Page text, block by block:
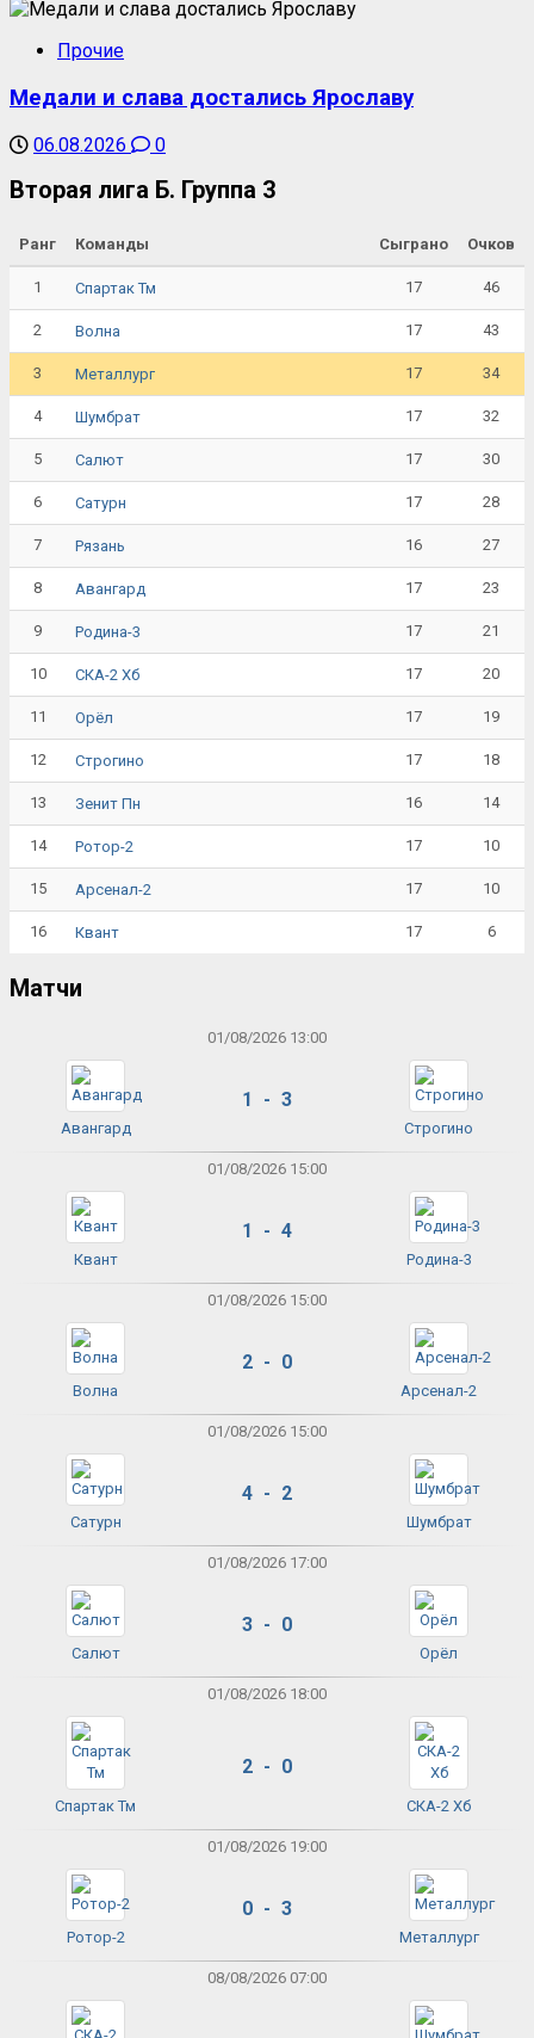
Прочие
Медали и слава достались Ярославу
06.08.2026 0
Вторая лига Б. Группа 3
Ранг Команды Сыграно Очков
1 Спартак Тм 17 46
2 Волна 17 43
3 Металлург 17 34
4 Шумбрат 17 32
5 Салют 17 30
6 Сатурн 17 28
7 Рязань 16 27
8 Авангард 17 23
9 Родина-3 17 21
10 СКА-2 Хб 17 20
11 Орёл 17 19
12 Строгино 17 18
13 Зенит Пн 16 14
14 Ротор-2 17 10
15 Арсенал-2 17 10
16 Квант 17 6
Матчи
01/08/2026 13:00
Авангард
1 - 3
Строгино
01/08/2026 15:00
Квант
1 - 4
Родина-3
01/08/2026 15:00
Волна
2 - 0
Арсенал-2
01/08/2026 15:00
Сатурн
4 - 2
Шумбрат
01/08/2026 17:00
Салют
3 - 0
Орёл
01/08/2026 18:00
Спартак Тм
2 - 0
СКА-2 Хб
01/08/2026 19:00
Ротор-2
0 - 3
Металлург
08/08/2026 07:00